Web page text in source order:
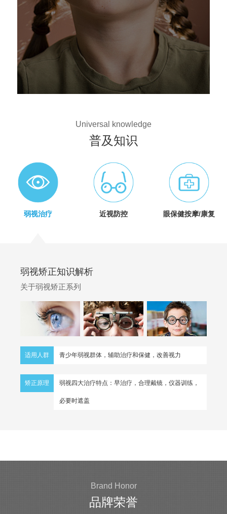
Universal knowledge
普及知识
弱视治疗 近视防控 眼保健按摩/康复
弱视矫正知识解析
关于弱视矫正系列
适用人群 青少年弱视群体，辅助治疗和保健，改善视力
矫正原理 弱视四大治疗特点：早治疗，合理戴镜，仪器训练，
必要时遮盖
Brand Honor
品牌荣誉